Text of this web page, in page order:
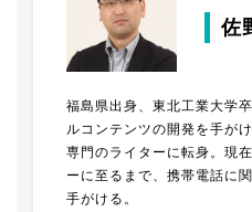
佐
福島県出身、東北工業大学
ルコンテンツの開発を手が
専門のライターに転身。現
ーに至るまで、携帯電話に
手がける。